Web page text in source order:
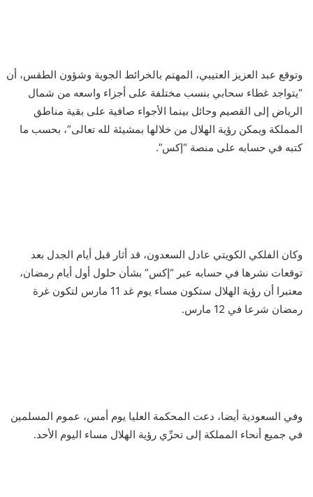
وتوقع عبد العزيز العتيبي، المهتم بالخرائط الجوية وشؤون الطقس، أن
“يتواجد غطاء سحابي بنسب مختلفة على أجزاء واسعه من شمال
الرياض إلى القصيم وحائل بينما الأجواء صافية على بقية مناطق
المملكة ويمكن رؤية الهلال من خلالها بمشيئة لله تعالى”، بحسب ما
كتبه في حسابه على منصة “إكس”.
وكان الفلكي الكويتي عادل السعدون، قد أثار قبل أيام الجدل بعد
توقعات نشرها في حسابه عبر “إكس” بشأن حلول أول أيام رمضان،
معتبرا أن رؤية الهلال ستكون مساء يوم غد 11 مارس لتكون غرة
رمضان شرعا في 12 مارس.
وفي السعودية أيضا، دعت المحكمة العليا يوم أمس، عموم المسلمين
في جميع أنحاء المملكة إلى تحرِّي رؤية الهلال مساء اليوم الأحد.